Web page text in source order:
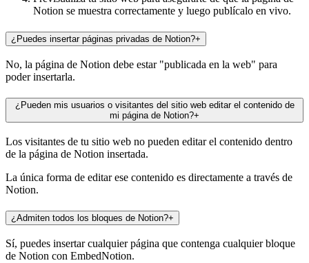
Notion se muestra correctamente y luego publícalo en vivo.
¿Puedes insertar páginas privadas de Notion?+
No, la página de Notion debe estar "publicada en la web" para
poder insertarla.
¿Pueden mis usuarios o visitantes del sitio web editar el contenido de
mi página de Notion?+
Los visitantes de tu sitio web no pueden editar el contenido dentro
de la página de Notion insertada.
La única forma de editar ese contenido es directamente a través de
Notion.
¿Admiten todos los bloques de Notion?+
Sí, puedes insertar cualquier página que contenga cualquier bloque
de Notion con EmbedNotion.